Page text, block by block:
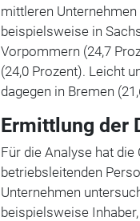
mittleren
beispielsweise in
Vorpommern (24,7
(24,0 Prozent). Leicht
dagegen in Bremen
Ermittlung der
Für die Analyse hat
betriebsleitenden
Unternehmen
beispielsweise